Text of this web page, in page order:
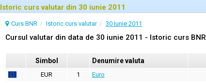
Istoric curs valutar din 30 iunie 2011
Curs BNR Istoric curs valutar 30 Iunie 2011
Cursul valutar din data de 30 iunie 2011 - Istoric curs BNR
Simbol Denumire valuta
EUR 1 Euro